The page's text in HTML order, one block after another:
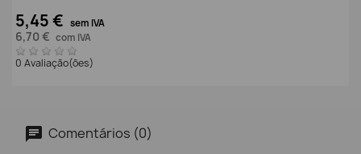
5,45 € sem IVA
6,70 € com IVA
0 Avaliação(ões)
Comentários (0)